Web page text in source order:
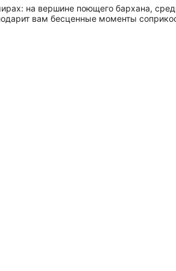
на вершине поющего бархана,
вам бесценные моменты